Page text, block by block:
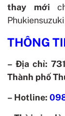
thay mới
THÔNG
– Địa chỉ:
Thành phố
– Hotline: